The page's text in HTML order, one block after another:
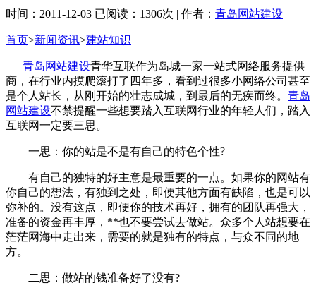
时间：2011-12-03 已阅读：1306次 | 作者： 青岛网站建设
首页>新闻资讯>建站知识
青岛网站建设青华互联作为岛城一家一站式网络服务提供
商，在行业内摸爬滚打了四年多，看到过很多小网络公司甚至
是个人站长，从刚开始的壮志成城，到最后的无疾而终。 青岛
网站建设不禁提醒一些想要踏入互联网行业的年轻人们，踏入
互联网一定要三思。
一思：你的站是不是有自己的特色个性?
有自己的独特的好主意是最重要的一点。如果你的网站有
你自己的想法，有独到之处，即便其他方面有缺陷，也是可以
弥补的。没有这点，即便你的技术再好，拥有的团队再强大，
准备的资金再丰厚，**也不要尝试去做站。众多个人站想要在
茫茫网海中走出来，需要的就是独有的特点，与众不同的地
方。
二思：做站的钱准备好了没有?